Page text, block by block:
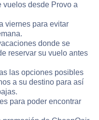
vuelos desde Provo a
viernes para evitar
donde se
reservar su vuelo antes
las opciones posibles
a su destino para así
para poder encontrar